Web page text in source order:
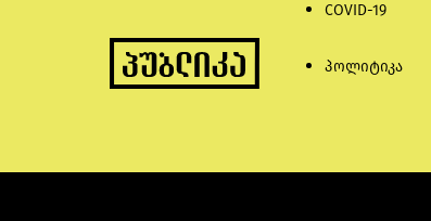
COVID-19
პოლიტიკა